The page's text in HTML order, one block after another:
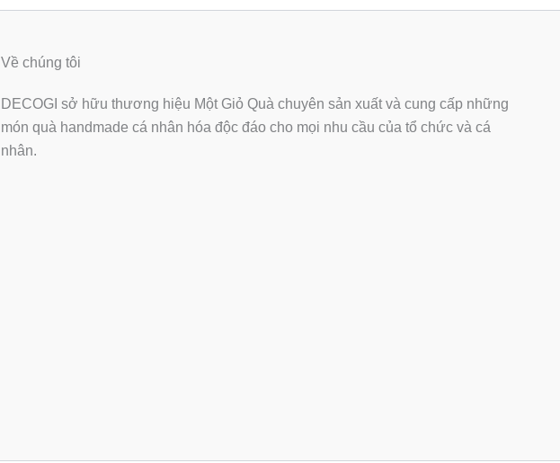
Về chúng tôi
DECOGI sở hữu thương hiệu Một Giỏ Quà chuyên sản xuất và cung cấp những
món quà handmade cá nhân hóa độc đáo cho mọi nhu cầu của tổ chức và cá
nhân.